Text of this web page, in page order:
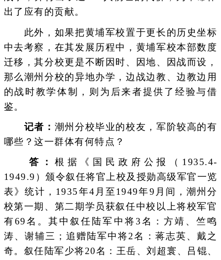
出了应有的贡献。
此外，如果把黄埔军校置于更长的历史坐标
中去考察，在其发展历程中，黄埔军校本部数度
迁移，其分校更是不断因时、因地、因战而设，
那么潮州分校的异地办学，边战边教、边教边用
的战时教学体制，则为后来者提供了经验与借
鉴。
记者： 潮州分校毕业的校友，军阶较高的有
哪些？这一群体有何特点？
答： 根据《国民政府公报（1935.4-
1949.9）颁令叙任将官上校及授勋高级军官一览
表》统计，1935年4月至1949年9月间，潮州分
校第一期、第二期学员获叙任中校以上将校军官
有69名。其中叙任陆军中将3名：方靖、竺鸣
涛、谢辅三；追赠陆军中将2名：蒋志英、戴之
奇。叙任陆军少将20名：王岳、刘超寰、吕锟、